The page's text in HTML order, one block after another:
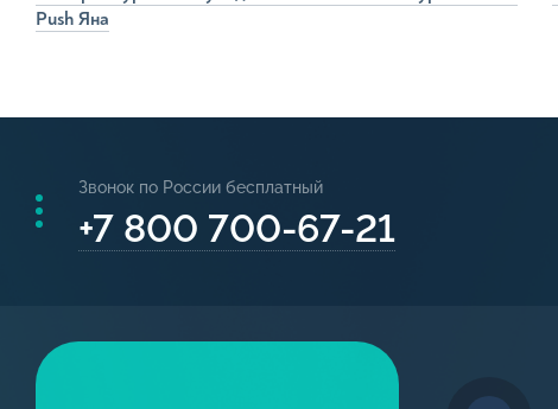
Push Яна
Звонок по России бесплатный
+7 800 700-67-21